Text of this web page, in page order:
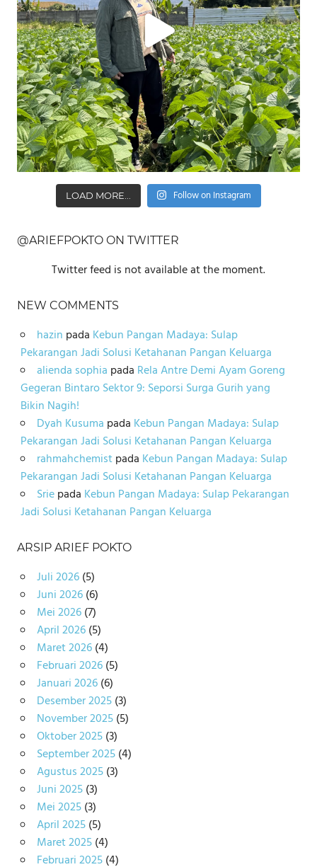
LOAD MORE... Follow on Instagram
@ARIEFPOKTO ON TWITTER
Twitter feed is not available at the moment.
NEW COMMENTS
hazin pada Kebun Pangan Madaya: Sulap
Pekarangan Jadi Solusi Ketahanan Pangan Keluarga
alienda sophia pada Rela Antre Demi Ayam Goreng
Gegeran Bintaro Sektor 9: Seporsi Surga Gurih yang
Bikin Nagih!
Dyah Kusuma pada Kebun Pangan Madaya: Sulap
Pekarangan Jadi Solusi Ketahanan Pangan Keluarga
rahmahchemistpada Kebun Pangan Madaya: Sulap
Pekarangan Jadi Solusi Ketahanan Pangan Keluarga
Sriepada Kebun Pangan Madaya: Sulap Pekarangan
Jadi Solusi Ketahanan Pangan Keluarga
ARSIP ARIEF POKTO
Juli 2026(5)
Juni 2026(6)
Mei 2026(7)
April 2026(5)
Maret 2026(4)
Februari 2026(5)
Januari 2026(6)
Desember 2025(3)
November 2025(5)
Oktober 2025(3)
September 2025(4)
Agustus 2025(3)
Juni 2025(3)
Mei 2025(3)
April 2025(5)
Maret 2025(4)
Februari 2025(4)